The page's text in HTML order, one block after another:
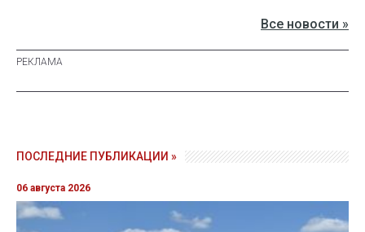
Все новости »
ПОСЛЕДНИЕ ПУБЛИКАЦИИ »
06 августа 2026